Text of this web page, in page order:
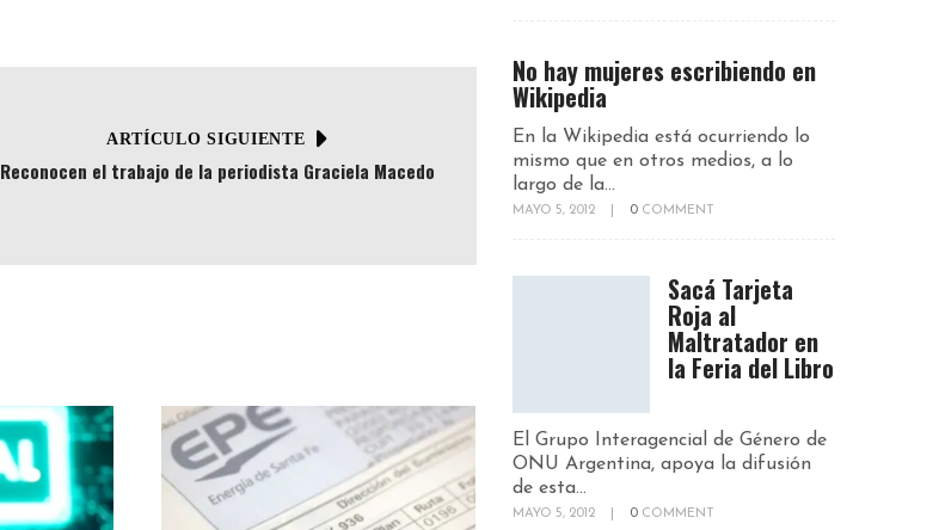
ARTÍCULO SIGUIENTE
Reconocen el trabajo de la periodista Graciela Macedo
No hay mujeres escribiendo en
Wikipedia
En la Wikipedia está ocurriendo lo
mismo que en otros medios, a lo
largo de la...
MAYO 5, 2012 0 COMMENT
Sacá Tarjeta
Roja al
Maltratador en
la Feria del Libro
El Grupo Interagencial de Género de
ONU Argentina, apoya la difusión
de esta...
MAYO 5, 2012 0 COMMENT